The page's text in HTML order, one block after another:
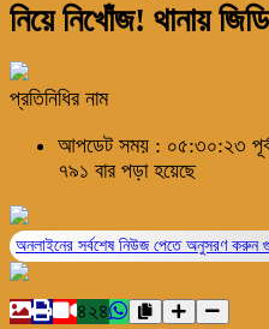
নিয়ে নিখোঁজ! থানায় জিডি
প্রতিনিধির নাম
আপডেট সময় : ০৫:৩০:২৩
৭৯১ বার পড়া হয়েছে
অনলাইনের সর্বশেষ নিউজ পেতে অনুসরণ করুন
৪২৪